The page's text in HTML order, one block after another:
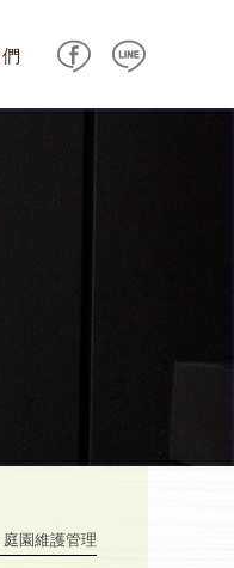
園維護管理